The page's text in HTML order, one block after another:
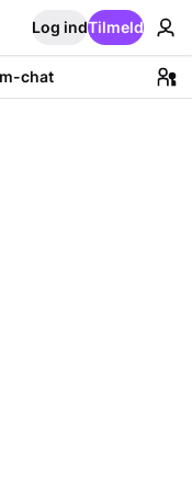
Log indTilmeld
chat